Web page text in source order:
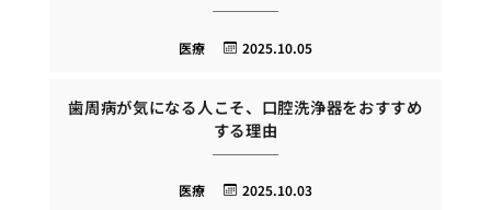
2025.10.05
医療
歯周病が気になる人こそ、口腔洗浄器をおすすめ
する理由
2025.10.03
医療